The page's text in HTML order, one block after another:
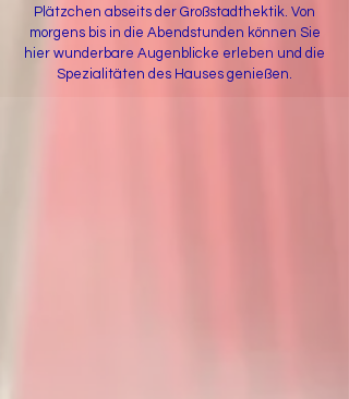
Plätzchen abseits der Großstadthektik. Von
morgens bis in die Abendstunden können Sie
hier wunderbare Augenblicke erleben und die
Spezialitäten des Hauses genießen.